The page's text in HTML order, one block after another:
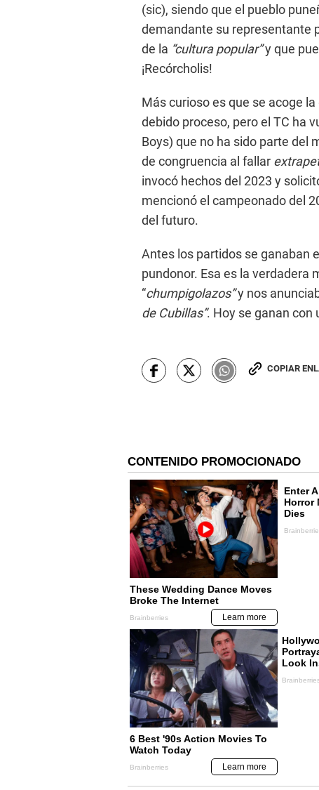
(sic), siendo que el pueblo
demandante su representante
de la “cultura popular”y que
¡Recórcholis!
Más curioso es que se acoge
debido proceso, pero el TC ha
Boys) que no ha sido parte del
de congruencia al fallar
invocó hechos del 2023 y
mencionó el campeonado del
del futuro.
Antes los partidos se ganaban
pundonor. Esa es la verdadera
“chumpigolazos”y nos
de Cubillas”. Hoy se ganan con
COPIAR